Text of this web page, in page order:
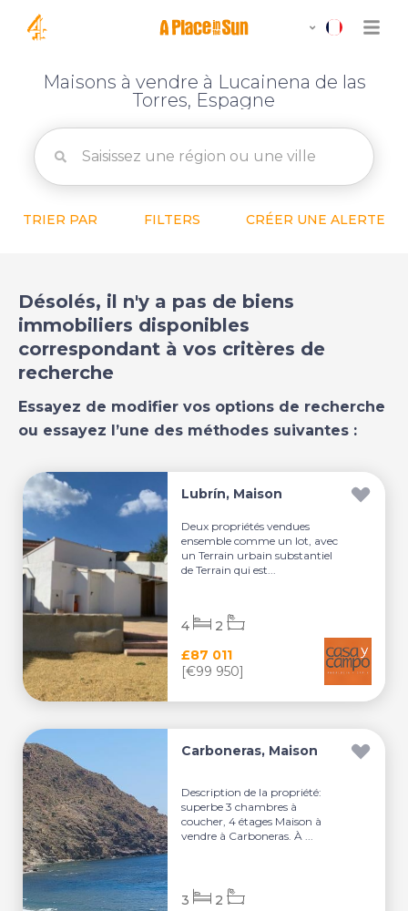
Maisons à vendre à Lucainena de las
Torres, Espagne
TRIER PAR FILTERS CRÉER UNE ALERTE
Désolés, il n'y a pas de biens
immobiliers disponibles
correspondant à vos critères de
recherche
Essayez de modifier vos options de recherche
ou essayez l’une des méthodes suivantes :
Lubrín, Maison
Deux propriétés vendues
ensemble comme un lot, avec
un Terrain urbain substantiel
de Terrain qui est...
£87 011
[€99 950]
4 2
Carboneras, Maison
Description de la propriété:
superbe 3 chambres à
coucher, 4 étages Maison à
vendre à Carboneras. À ...
3 2